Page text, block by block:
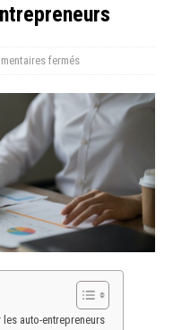
fermés
auto-entrepreneurs